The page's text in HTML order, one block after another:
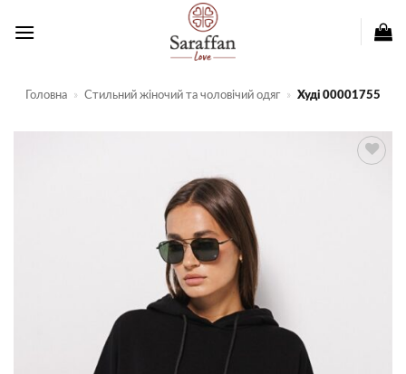
Головна » Стильний жіночий та чоловічий одяг » Худі 00001755